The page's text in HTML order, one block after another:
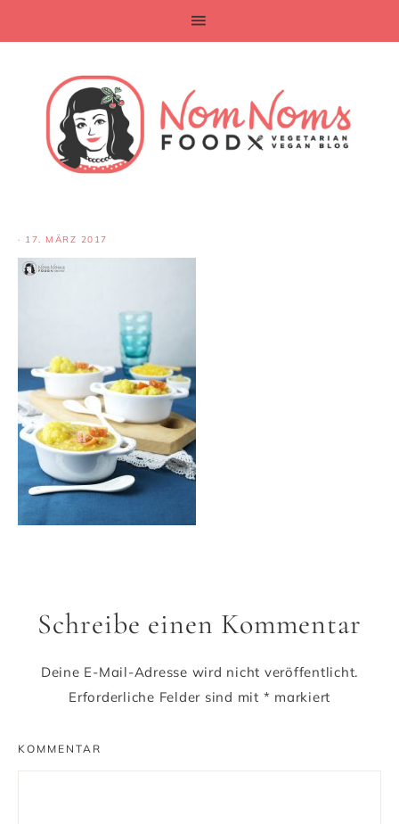
· 17. MÄRZ 2017
Schreibe einen Kommentar
Deine E-Mail-Adresse wird nicht veröffentlicht.
Erforderliche Felder sind mit * markiert
KOMMENTAR